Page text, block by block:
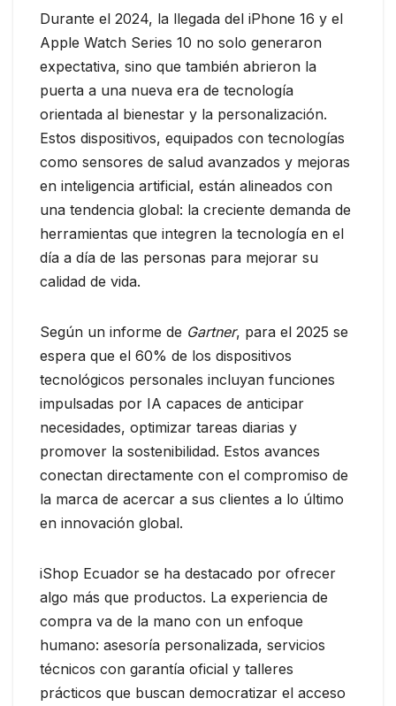
Durante el 2024, la llegada del iPhone 16 y el
Apple Watch Series 10 no solo generaron
expectativa, sino que también abrieron la
puerta a una nueva era de tecnología
orientada al bienestar y la personalización.
Estos dispositivos, equipados con tecnologías
como sensores de salud avanzados y mejoras
en inteligencia artificial, están alineados con
una tendencia global: la creciente demanda de
herramientas que integren la tecnología en el
día a día de las personas para mejorar su
calidad de vida.
Según un informe de Gartner, para el 2025 se
espera que el 60% de los dispositivos
tecnológicos personales incluyan funciones
impulsadas por IA capaces de anticipar
necesidades, optimizar tareas diarias y
promover la sostenibilidad. Estos avances
conectan directamente con el compromiso de
la marca de acercar a sus clientes a lo último
en innovación global.
iShop Ecuador se ha destacado por ofrecer
algo más que productos. La experiencia de
compra va de la mano con un enfoque
humano: asesoría personalizada, servicios
técnicos con garantía oficial y talleres
prácticos que buscan democratizar el acceso